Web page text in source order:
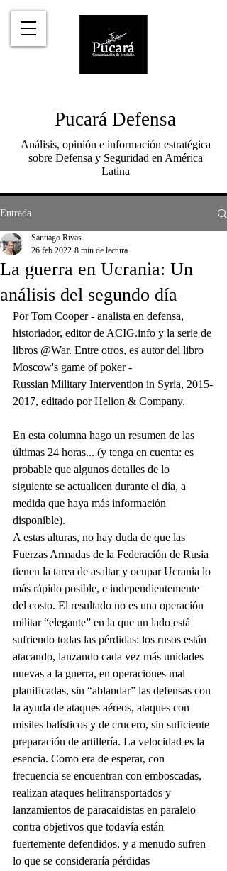
Pucará Defensa
Análisis, opinión e información estratégica
sobre Defensa y Seguridad en América
Latina
Entrada
La guerra en Ucrania: Un
análisis del segundo día
Santiago Rivas
26 feb 2022 8 min de lectura
Por Tom Cooper - analista en defensa,
historiador, editor de ACIG.info y la serie de
libros @War. Entre otros, es autor del libro
Moscow's game of poker -
Russian Military Intervention in Syria, 2015-
2017, editado por Helion & Company.
En esta columna hago un resumen de las
últimas 24 horas... (y tenga en cuenta: es
probable que algunos detalles de lo
siguiente se actualicen durante el día, a
medida que haya más información
disponible).
A estas alturas, no hay duda de que las
Fuerzas Armadas de la Federación de Rusia
tienen la tarea de asaltar y ocupar Ucrania lo
más rápido posible, e independientemente
del costo. El resultado no es una operación
militar “elegante” en la que un lado está
sufriendo todas las pérdidas: los rusos están
atacando, lanzando cada vez más unidades
nuevas a la guerra, en operaciones mal
planificadas, sin “ablandar” las defensas con
la ayuda de ataques aéreos, ataques con
misiles balísticos y de crucero, sin suficiente
preparación de artillería. La velocidad es la
esencia. Como era de esperar, con
frecuencia se encuentran con emboscadas,
realizan ataques helitransportados y
lanzamientos de paracaidistas en paralelo
contra objetivos que todavía están
fuertemente defendidos, y a menudo sufren
lo que se consideraría pérdidas